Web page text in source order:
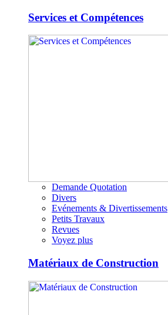
Services et Compétences
Demande Quotation
Divers
Evénements & Divertissements
Petits Travaux
Revues
Voyez plus
Matériaux de Construction